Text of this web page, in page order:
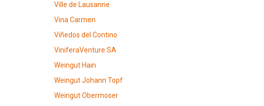
Ville de Lausanne
Vina Carmen
Viñedos del Contino
ViniferaVenture SA
Weingut Hain
Weingut Johann Topf
Weingut Obermoser